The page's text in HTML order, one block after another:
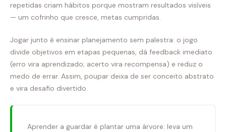
repetidas criam hábitos porque mostram resultados visíveis
— um cofrinho que cresce, metas cumpridas.
Jogar junto é ensinar planejamento sem palestra: o jogo
divide objetivos em etapas pequenas, dá feedback imediato
(erro vira aprendizado; acerto vira recompensa) e reduz o
medo de errar. Assim, poupar deixa de ser conceito abstrato
e vira desafio divertido.
Aprender a guardar é plantar uma árvore: leva um